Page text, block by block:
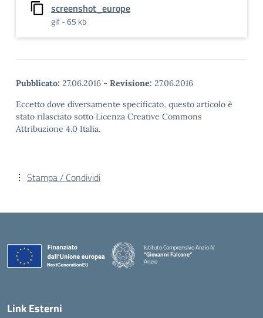
screenshot_europe
gif - 65 kb
Pubblicato: 27.06.2016 - Revisione: 27.06.2016
Eccetto dove diversamente specificato, questo articolo è
stato rilasciato sotto Licenza Creative Commons
Attribuzione 4.0 Italia.
Stampa / Condividi
Istituto Comprensivo Anzio IV
"Giovanni Falcone"
Anzio
Link Esterni